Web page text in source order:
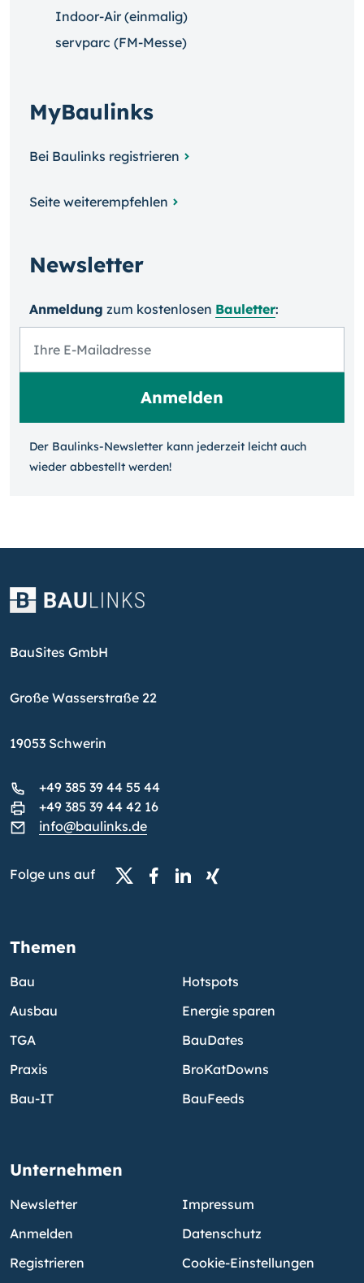
Indoor-Air (einmalig)
servparc (FM-Messe)
MyBaulinks
Bei Baulinks registrieren
Seite weiterempfehlen
Newsletter
Anmeldung zum kosten­losen Bauletter:
Der Baulinks-Newsletter kann jeder­zeit leicht auch
wieder ab­bestellt werden!
BauSites GmbH
Große Wasserstraße 22
19053 Schwerin
+49 385 39 44 55 44
+49 385 39 44 42 16
info@baulinks.de
Folge uns auf
Themen
Bau
Ausbau
TGA
Praxis
Bau-IT
Hotspots
Energie sparen
BauDates
BroKatDowns
BauFeeds
Unternehmen
Newsletter
Anmelden
Registrieren
Impressum
Datenschutz
Cookie-Einstellungen